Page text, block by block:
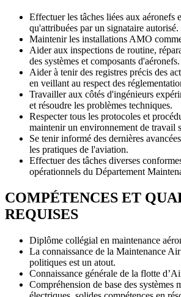
Effectuer les tâches liées aux aéronefs
qu'attribuées par un signataire autorisé.
Maintenir les installations AMO
Aider aux inspections de routine,
des systèmes et composants d'aéronefs.
Aider à tenir des registres précis des
en veillant au respect des
Travailler aux côtés d'ingénieurs
et résoudre les problèmes techniques.
Respecter tous les protocoles et
maintenir un environnement de travail
Se tenir informé des dernières
les pratiques de l'aviation.
Effectuer des tâches diverses
opérationnels du Département
COMPÉTENCES ET
REQUISES
Diplôme collégial en maintenance
La connaissance de la Maintenance
politiques est un atout.
Connaissance générale de la flotte
Compréhension de base des systèmes